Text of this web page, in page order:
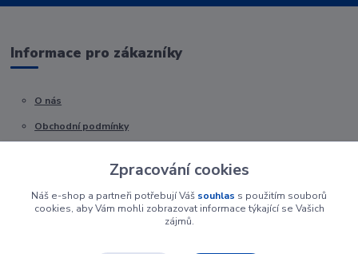
Informace pro zákazníky
O nás
Obchodní podmínky
Zpracování cookies
Náš e-shop a partneři potřebují Váš souhlas s použitím souborů
cookies, aby Vám mohli zobrazovat informace týkající se Vašich
zájmů.